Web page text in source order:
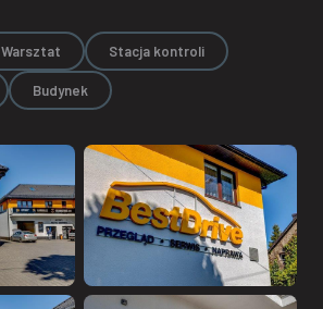
Warsztat Stacja kontroli
Budynek